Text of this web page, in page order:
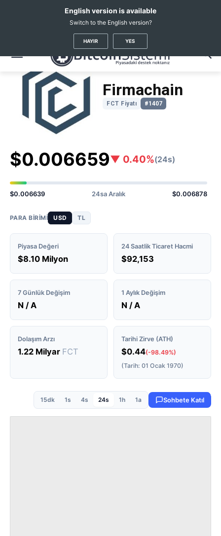
Coin Fiyatları Firmachain(FCT)
Firmachain
FCT Fiyatı #1407
$0.006659▼ 0.40%(24s)
$0.006639 24sa Aralık $0.006878
PARA BIRIMI USD TL
Piyasa Değeri
$8.10 Milyon
24 Saatlik Ticaret Hacmi
$92,153
7 Günlük Değişim
N / A
1 Aylık Değişim
N / A
Dolaşım Arzı
1.22 Milyar FCT
Tarihi Zirve (ATH)
$0.44(-98.49%)
(Tarih: 01 Ocak 1970)
15dk 1s 4s 24s 1h 1a Sohbete Katıl
English version is available
Switch to the English version?
HAYIR YES